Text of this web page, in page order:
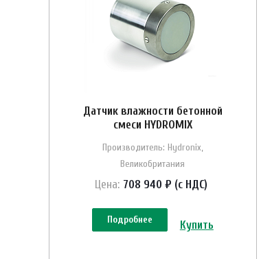
Датчик влажности бетонной
смеси HYDROMIX
Производитель: Hydronix,
Великобритания
Цена: 708 940 ₽ (с НДС)
Подробнее Купить